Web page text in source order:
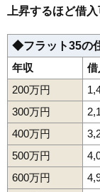
上昇するほど借
◆フラット35の
年収
借
200万円
300万円
400万円
500万円
600万円